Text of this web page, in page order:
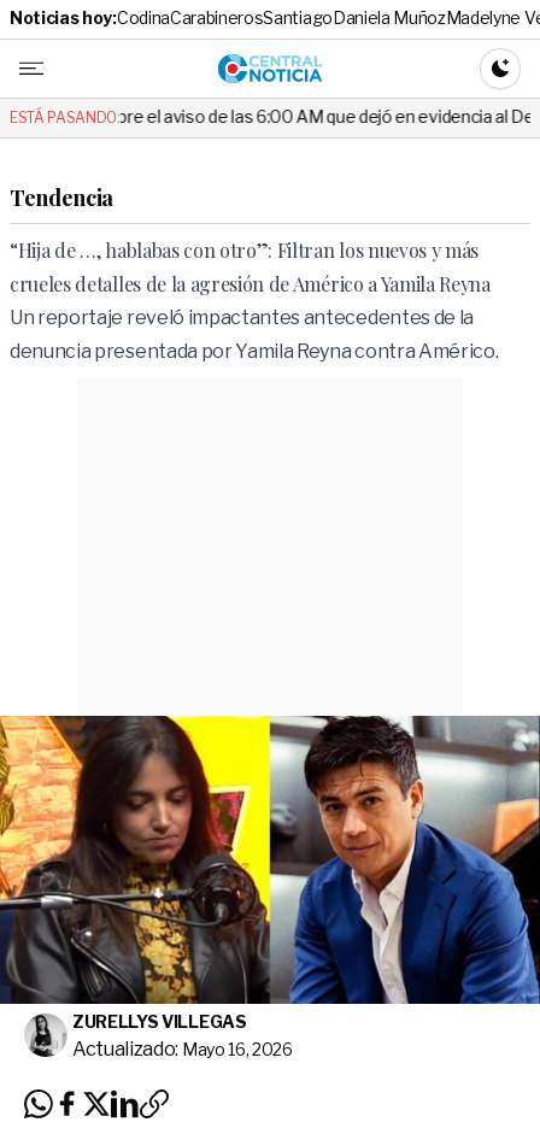
Noticias hoy:CodinaCarabinerosSantiagoDaniela MuñozMadelyne
Central
ESTÁ PASANDO:
el aviso de las 6:00 AM que dejó en evidencia al Delegado
Tendencia
“Hija de …, hablabas con otro”: Filtran los nuevos y más
crueles detalles de la agresión de Américo a Yamila Reyna
Un reportaje reveló impactantes antecedentes de la
denuncia presentada por Yamila Reyna contra Américo.
ZURELLYS VILLEGAS
Actualizado: Mayo 16, 2026